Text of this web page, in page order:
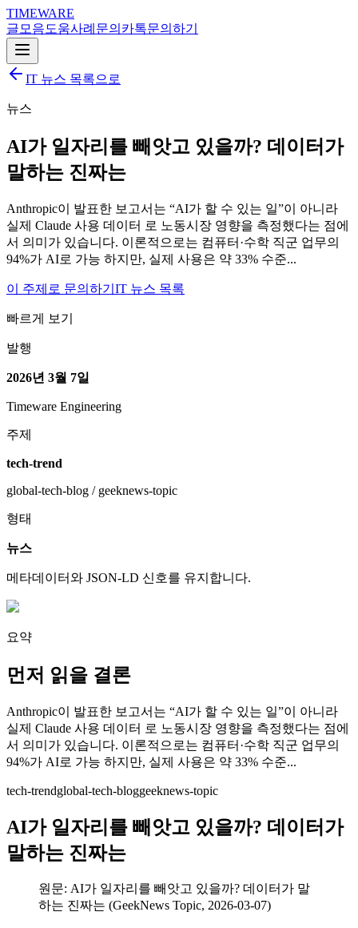
TIMEWARE
글 모음도움사례 문의 카톡문의하기
IT 뉴스 목록으로
뉴스
AI가 일자리를 빼앗고 있을까? 데이터가
말하는 진짜는
Anthropic이 발표한 보고서는 “AI가 할 수 있는 일”이 아니라
실제 Claude 사용 데이터 로 노동시장 영향을 측정했다는 점에
서 의미가 있습니다. 이론적으로는 컴퓨터·수학 직군 업무의
94%가 AI로 가능 하지만, 실제 사용은 약 33% 수준...
이 주제로 문의하기 IT 뉴스 목록
빠르게 보기
발행
2026년 3월 7일
Timeware Engineering
주제
tech-trend
global-tech-blog / geeknews-topic
형태
뉴스
메타데이터와 JSON-LD 신호를 유지합니다.
요약
먼저 읽을 결론
Anthropic이 발표한 보고서는 “AI가 할 수 있는 일”이 아니라
실제 Claude 사용 데이터 로 노동시장 영향을 측정했다는 점에
서 의미가 있습니다. 이론적으로는 컴퓨터·수학 직군 업무의
94%가 AI로 가능 하지만, 실제 사용은 약 33% 수준...
tech-trendglobal-tech-bloggeeknews-topic
AI가 일자리를 빼앗고 있을까? 데이터가
말하는 진짜는
원문: AI가 일자리를 빼앗고 있을까? 데이터가 말
하는 진짜는 (GeekNews Topic, 2026-03-07)